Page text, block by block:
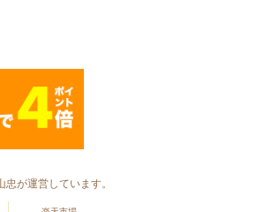
が運営しています。